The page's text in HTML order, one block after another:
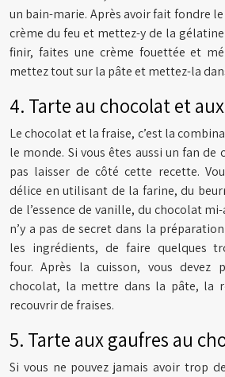
un bain-marie. Après avoir fait fondre
crème du feu et mettez-y de la
finir, faites une crème fouettée et
mettez tout sur la pâte et mettez-la
4. Tarte au chocolat et
Le chocolat et la fraise, c’est la
le monde. Si vous êtes aussi un fan de
pas laisser de côté cette recette.
délice en utilisant de la farine, du
de l’essence de vanille, du chocolat
n’y a pas de secret dans la
les ingrédients, de faire quelques
four. Après la cuisson, vous devez
chocolat, la mettre dans la pâte, la
recouvrir de fraises.
5. Tarte aux gaufres au
Si vous ne pouvez jamais avoir trop